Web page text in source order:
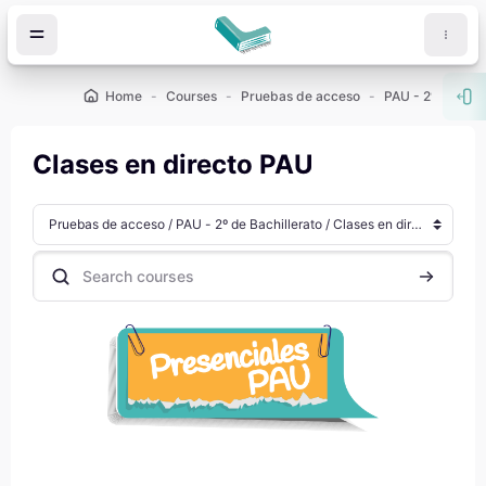
Home Courses Pruebas de acceso PAU - 2º de
Clases en directo PAU
Course categories
Search courses Search